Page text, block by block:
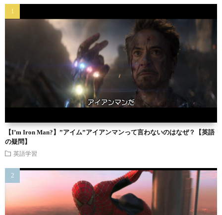
【I’m Iron Man?】”アイム”アイアンマンって言わないのはなぜ？【英語
の疑問】
英語学習